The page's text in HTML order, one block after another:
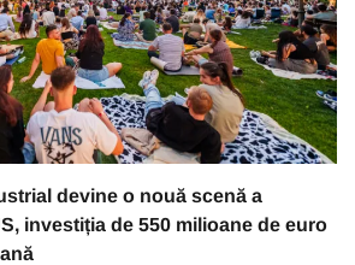
devine o nouă scenă a
investiția de 550 milioane de euro